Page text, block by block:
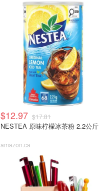
$12.97 $17.81
NESTEA 原味柠檬冰茶粉 2.2公斤
amazon.ca